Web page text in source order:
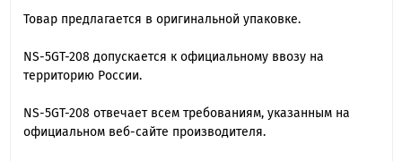
Товар предлагается в оригинальной упаковке.
NS-5GT-208 допускается к официальному ввозу на
территорию России.
NS-5GT-208 отвечает всем требованиям, указанным на
официальном веб-сайте производителя.